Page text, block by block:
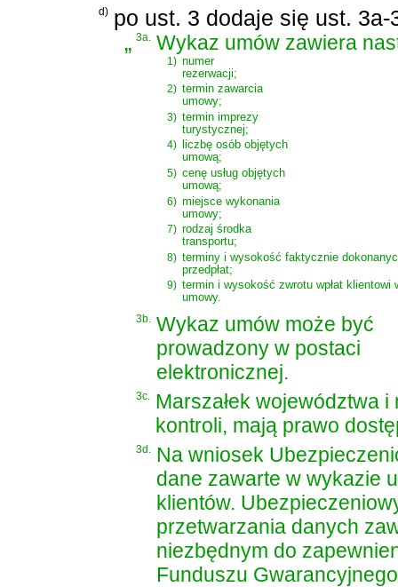
d) po ust. 3 dodaje się ust.
„3a. Wykaz umów zawiera
1) numer
rezerwacji;
2) termin zawarcia
umowy;
3) termin imprezy
turystycznej;
4)
liczbę osób objętych
umową;
5) cenę usług objętych
umową;
6) miejsce wykonania
umowy;
7) rodzaj środka
transportu;
8) terminy i wysokość faktycznie
przedpłat;
9) termin i wysokość zwrotu wpłat klientowi
umowy.
3b. Wykaz umów może być
prowadzony w postaci
elektronicznej.
3c. Marszałek województwa
kontroli, mają prawo
3d. Na wniosek
dane zawarte w wykazie
klientów.
przetwarzania danych
niezbędnym do
Funduszu